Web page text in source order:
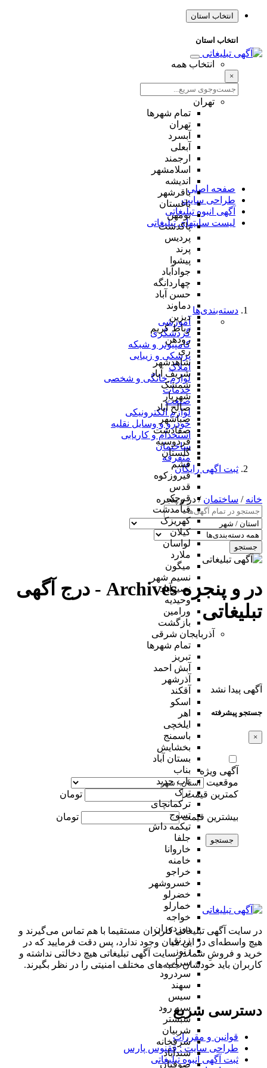
انتخاب استان
انتخاب استان
انتخاب همه
×
تهران
تمام شهر‌ها
تهران
آبسرد
آبعلی
ارجمند
اسلامشهر
اندیشه
باقرشهر
باغستان
بومهن
پاکدشت
پردیس
پرند
پیشوا
جوادآباد
چهاردانگه
حسن آباد
دماوند
دیزین
رباط کریم
رودهن
ری
شاهدشهر
شریف آباد
شمشک
شهریار
صالح آباد
صباشهر
صفادشت
فردوسیه
گلستان
فشم
فیروزکوه
قدس
قرچک
قیامدشت
کهریزک
کیلان
لواسان
ملارد
میگون
نسیم شهر
نصیرآباد
وحیدیه
ورامین
بازگشت
آذربایجان شرقی
تمام شهر‌ها
تبریز
آبش احمد
آذرشهر
آقکند
اسکو
اهر
ایلخچی
باسمنج
بخشایش
بستان آباد
بناب
ناب جدید
ترک
ترکمانچای
تسوج
تیکمه داش
جلفا
خاروانا
خامنه
خراجو
خسروشهر
خضرلو
خمارلو
خواجه
دوزدوزان
زرنق
زنوز
سراب
سردرود
سهند
سیس
سیه رود
شبستر
شربیان
شرفخانه
شندآباد
صوفیان
صفحه اصلی
طراحی سایت
آگهی انبوه تبلیغاتی
لیست سایتهای تبلیغاتی
دسته‌بندی‌ها
آموزشی
گردشگری
کامپیوتر و شبکه
پزشکی و زیبایی
املاک
لوازم خانگی و شخصی
خدمات
صنعت
لوازم الکترونیکی
خودرو و وسایل نقلیه
استخدام و کاریابی
ساختمان
متفرقه
ثبت اگهی رایگان
خانه / ساختمان / در و پنجره
جستجو
در و پنجره Archives - درج آگهی
تبلیغاتی
آگهی پیدا نشد
جستجو پیشرفته
×
آگهی ویژه
موقعیت
کمترین قیمت
تومان
بیشترین قیمت تومان
جستجو
در سایت آگهی تبلیغاتی کاربران مستقیما با هم تماس می‌گیرند و
هیچ واسطه‌ای در این میان وجود ندارد، پس دقت فرمایید که در
خرید و فروشِ شما در سایت آگهی تبلیغاتی هیچ دخالتی نداشته و
کاربران باید خودشان جنبه‌های مختلف امنیتی را در نظر بگیرند.
دسترسی سریع
قوانین و مقررات
طراحی سایت : ققنوس پارس
ثبت آگهی انبوه تبلیغاتی